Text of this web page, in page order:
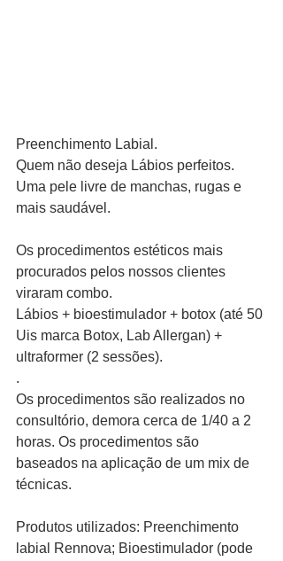
Preenchimento Labial.
Quem não deseja Lábios perfeitos.
Uma pele livre de manchas, rugas e
mais saudável.
Os procedimentos estéticos mais
procurados pelos nossos clientes
viraram combo.
Lábios + bioestimulador + botox (até 50
Uis marca Botox, Lab Allergan) +
ultraformer (2 sessões).
.
Os procedimentos são realizados no
consultório, demora cerca de 1/40 a 2
horas. Os procedimentos são
baseados na aplicação de um mix de
técnicas.
Produtos utilizados: Preenchimento
labial Rennova; Bioestimulador (pode